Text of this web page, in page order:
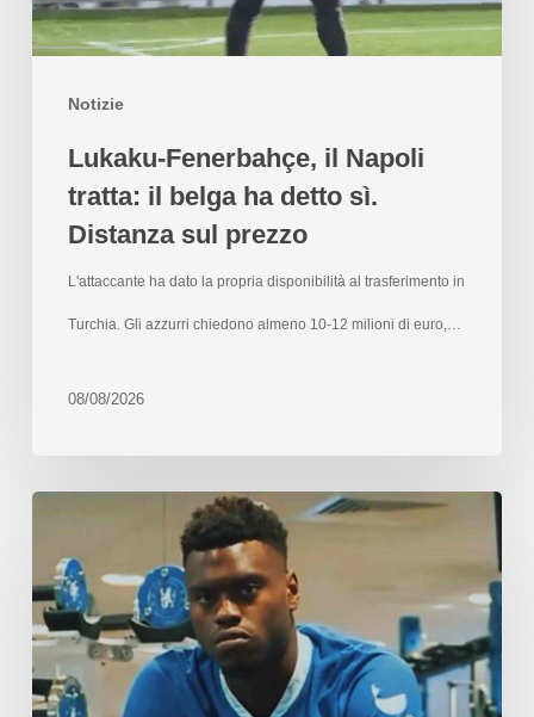
Notizie
Lukaku-Fenerbahçe, il Napoli
tratta: il belga ha detto sì.
Distanza sul prezzo
L'attaccante ha dato la propria disponibilità al trasferimento in
Turchia. Gli azzurri chiedono almeno 10-12 milioni di euro,…
08/08/2026